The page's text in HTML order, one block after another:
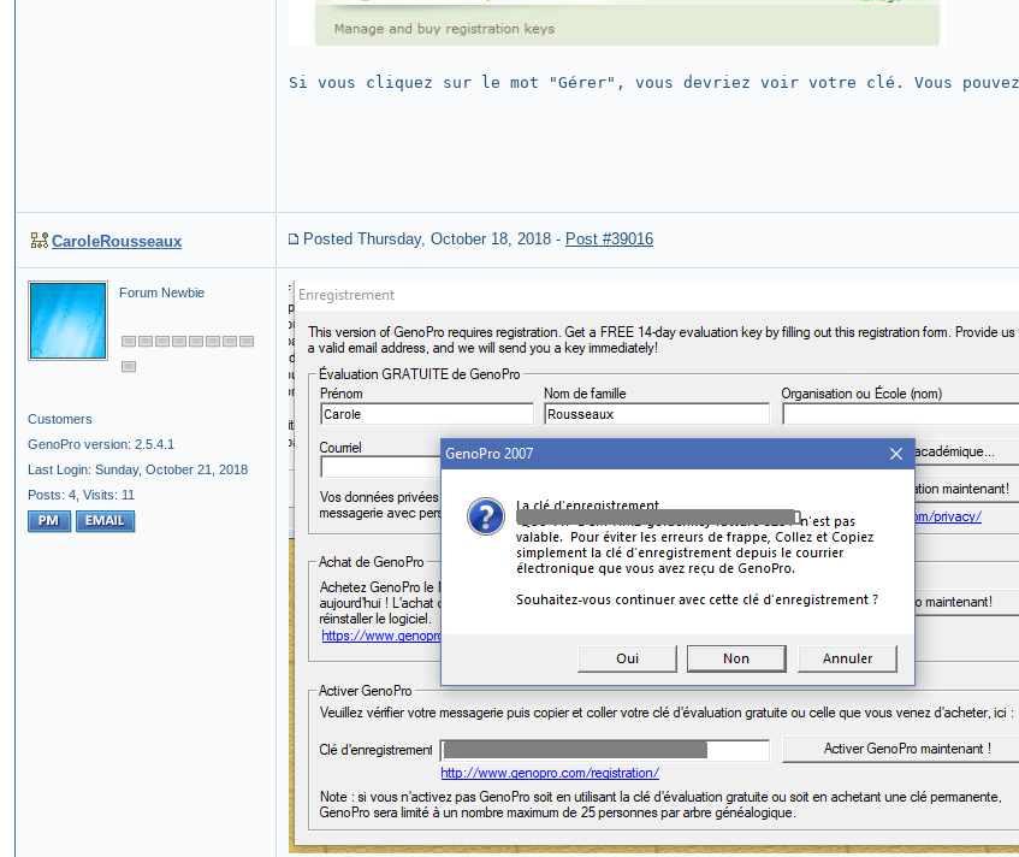
Si vous cliquez sur le mot "Gérer", vous devriez voir votre clé. Vous
CaroleRousseaux Posted Thursday, October 18, 2018 - Post #39016
Forum Newbie
Customers
GenoPro version: 2.5.4.1
Last Login: Sunday, October 21, 2018
Posts: 4, Visits: 11